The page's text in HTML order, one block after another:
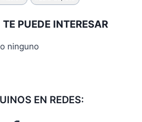
PUEDE INTERESAR
ninguno
EN REDES: